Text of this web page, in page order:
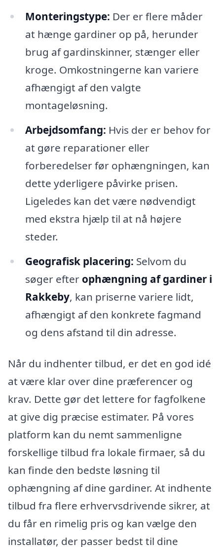
Monteringstype: Der er flere måder
at hænge gardiner op på, herunder
brug af gardinskinner, stænger eller
kroge. Omkostningerne kan variere
afhængigt af den valgte
montageløsning.
Arbejdsomfang: Hvis der er behov for
at gøre reparationer eller
forberedelser før ophængningen, kan
dette yderligere påvirke prisen.
Ligeledes kan det være nødvendigt
med ekstra hjælp til at nå højere
steder.
Geografisk placering: Selvom du
søger efter ophængning af gardiner i
Rakkeby, kan priserne variere lidt,
afhængigt af den konkrete fagmand
og dens afstand til din adresse.
Når du indhenter tilbud, er det en god idé
at være klar over dine præferencer og
krav. Dette gør det lettere for fagfolkene
at give dig præcise estimater. På vores
platform kan du nemt sammenligne
forskellige tilbud fra lokale firmaer, så du
kan finde den bedste løsning til
ophængning af dine gardiner. At indhente
tilbud fra flere erhvervsdrivende sikrer, at
du får en rimelig pris og kan vælge den
installatør, der passer bedst til dine